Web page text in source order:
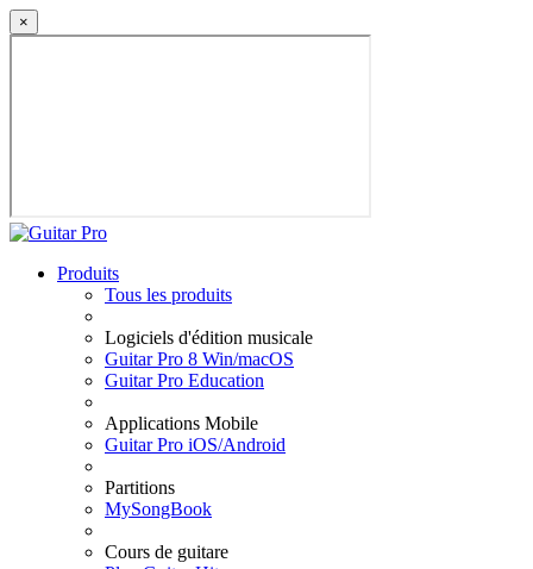
×
Produits
Tous les produits
Logiciels d'édition musicale
Guitar Pro 8 Win/macOS
Guitar Pro Education
Applications Mobile
Guitar Pro iOS/Android
Partitions
MySongBook
Cours de guitare